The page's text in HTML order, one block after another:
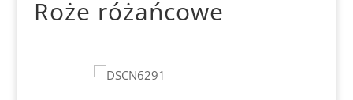
Roże różańcowe